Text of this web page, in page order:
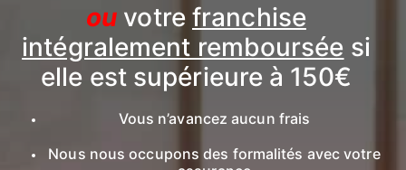
ou votre franchise
intégralement remboursée si
elle est supérieure à 150€
Vous n’avancez aucun frais
Nous nous occupons des formalités avec votre